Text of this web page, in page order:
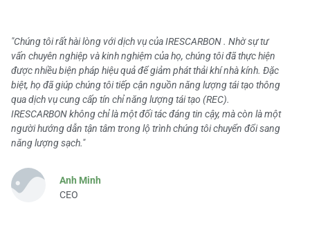
"Chúng tôi rất hài lòng với dịch vụ của IRESCARBON . Nhờ sự tư
vấn chuyên nghiệp và kinh nghiệm của họ, chúng tôi đã thực hiện
được nhiều biện pháp hiệu quả để giảm phát thải khí nhà kính. Đặc
biệt, họ đã giúp chúng tôi tiếp cận nguồn năng lượng tái tạo thông
qua dịch vụ cung cấp tín chỉ năng lượng tái tạo (REC).
IRESCARBON không chỉ là một đối tác đáng tin cậy, mà còn là một
người hướng dẫn tận tâm trong lộ trình chúng tôi chuyển đổi sang
năng lượng sạch."
Anh Minh
CEO